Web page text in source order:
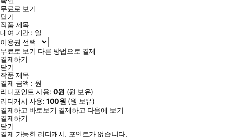
무료로 보기
닫기
작품 제목
대여 기간 : 일
이용권 선택
무료로 보기 다른 방법으로 결제
결제하기
닫기
작품 제목
결제 금액 : 원
리디포인트 사용: 0원 (원 보유)
리디캐시 사용:100원 (원 보유)
결제하고 바로보기 결제하고 다음에 보기
결제하기
닫기
결제 가능한 리디캐시, 포인트가 없습니다.